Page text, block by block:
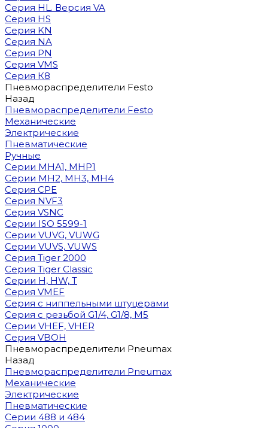
Серия HL. Версия VA
Серия HS
Серия KN
Серия NA
Серия PN
Серия VMS
Серия К8
Пневмораспределители Festo
Назад
Пневмораспределители Festo
Механические
Электрические
Пневматические
Ручные
Cерии MHA1, MHP1
Cерии MH2, MH3, MH4
Cерия CPE
Серия NVF3
Серия VSNC
Серии ISO 5599-1
Серии VUVG, VUWG
Серии VUVS, VUWS
Серия Tiger 2000
Серия Tiger Classic
Серии H, HW, T
Серия VMEF
Серия с ниппельными штуцерами
Серия с резьбой G1/4, G1/8, М5
Серии VHEF, VHER
Серия VBOH
Пневмораспределители Pneumax
Назад
Пневмораспределители Pneumax
Механические
Электрические
Пневматические
Серии 488 и 484